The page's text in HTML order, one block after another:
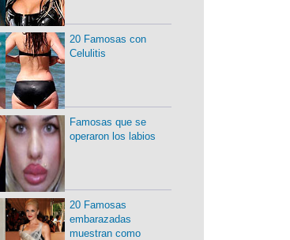
20 Famosas con
Celulitis
Famosas que se
operaron los labios
20 Famosas
embarazadas
muestran como